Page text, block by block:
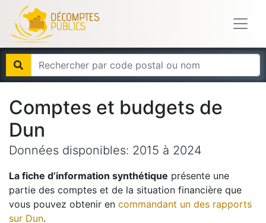
Comptes et budgets de
Dun
Données disponibles: 2015 à 2024
La fiche d’information synthétique présente une
partie des comptes et de la situation financière que
vous pouvez obtenir en commandant un des rapports
sur Dun.